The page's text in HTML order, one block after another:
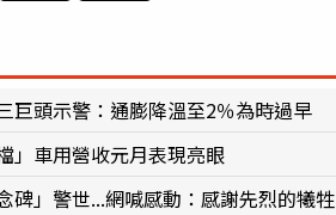
頭示警：通膨降溫至2％為時過早
車用營收元月表現亮眼
碑」警世...網喊感動：感謝先烈的犧牲